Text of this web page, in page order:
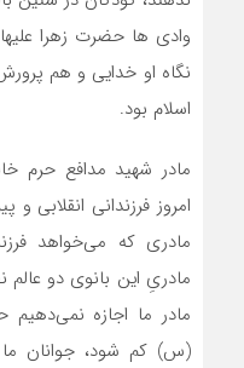
وادی ها حضرت زهرا
نگاه او خدایی و هم
اسلام بود.
مادر شهید مدافع حرم
امروز فرزندانی انقلابی
مادری که می‌خواهد
مادریِ این بانوی دو
مادر ما اجازه
(س) کم شود، جوانان ما